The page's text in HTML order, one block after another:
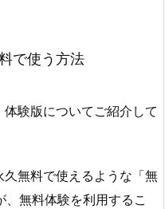
で使う方法
験版についてご紹介して
無料で使えるような「無
無料体験を利用するこ